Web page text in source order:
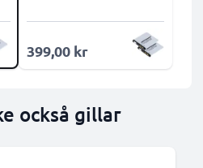
399,00 kr
också gillar